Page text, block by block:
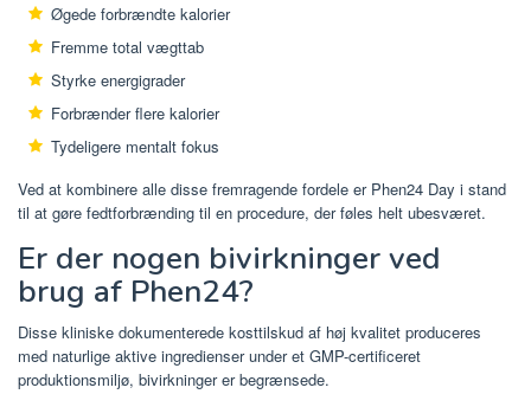
Øgede forbrændte kalorier
Fremme total vægttab
Styrke energigrader
Forbrænder flere kalorier
Tydeligere mentalt fokus
Ved at kombinere alle disse fremragende fordele er Phen24 Day i stand
til at gøre fedtforbrænding til en procedure, der føles helt ubesværet.
Er der nogen bivirkninger ved
brug af Phen24?
Disse kliniske dokumenterede kosttilskud af høj kvalitet produceres
med naturlige aktive ingredienser under et GMP-certificeret
produktionsmiljø, bivirkninger er begrænsede.